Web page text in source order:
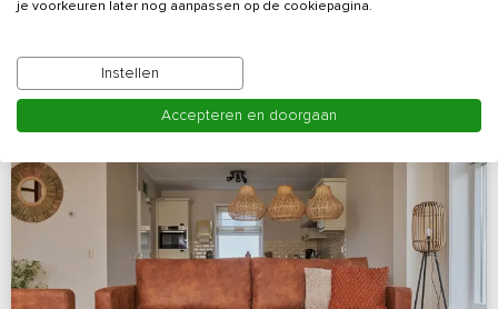
je voorkeuren later nog aanpassen op de cookiepagina.
Instellen
Accepteren en doorgaan